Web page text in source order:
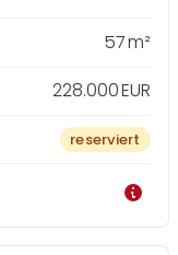
57 m²
228.000 EUR
reserviert